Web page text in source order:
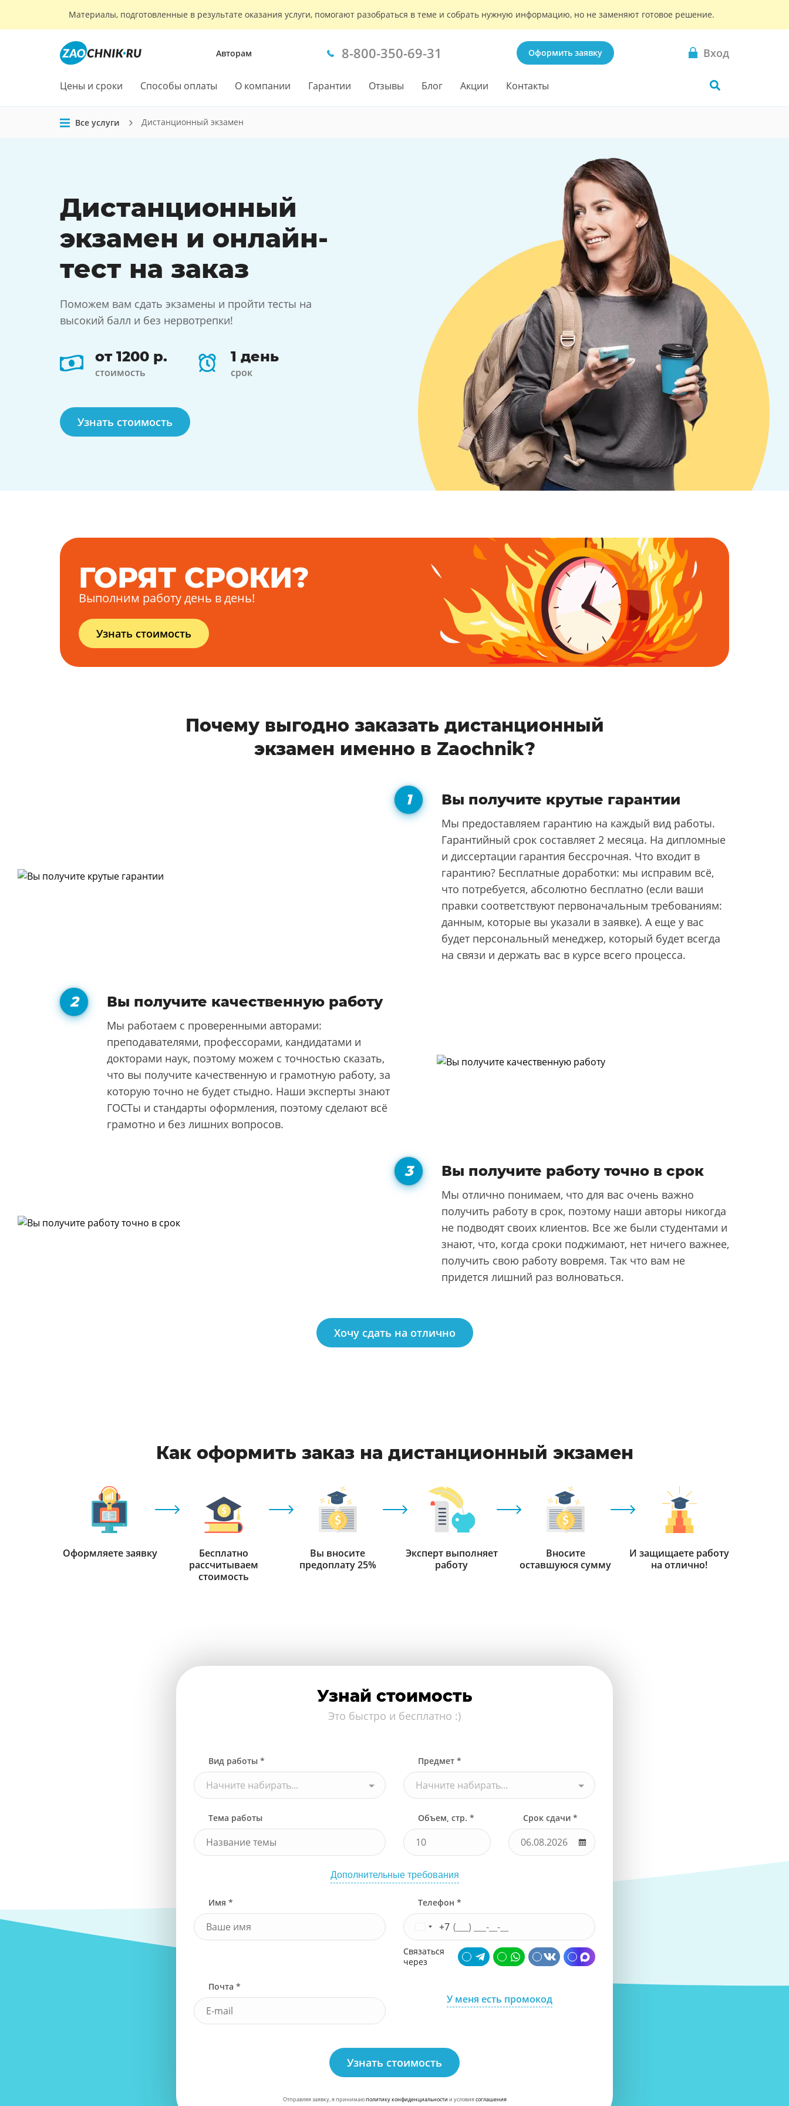
Материалы, подготовленные в результате оказания услуги, помогают разобраться в теме и собрать нужную информацию, но не заменяют готовое решение.
Авторам 8-800-350-69-31 Оформить заявку Вход
Цены и сроки Способы оплаты О компании Гарантии Отзывы Блог Акции Контакты
Все услуги Дистанционный экзамен
Дистанционный
экзамен и онлайн-
тест на заказ
Поможем вам сдать экзамены и пройти тесты на
высокий балл и без нервотрепки!
от 1200 р.
стоимость
1 день
срок
Узнать стоимость
ГОРЯТ СРОКИ?
Выполним работу день в день!
Узнать стоимость
Почему выгодно заказать дистанционный
экзамен именно в Zaochnik?
Вы получите крутые гарантии
Мы предоставляем гарантию на каждый вид работы.
Гарантийный срок составляет 2 месяца. На дипломные
и диссертации гарантия бессрочная. Что входит в
гарантию? Бесплатные доработки: мы исправим всё,
что потребуется, абсолютно бесплатно (если ваши
правки соответствуют первоначальным требованиям:
данным, которые вы указали в заявке). А еще у вас
будет персональный менеджер, который будет всегда
на связи и держать вас в курсе всего процесса.
Вы получите качественную работу
Мы работаем с проверенными авторами:
преподавателями, профессорами, кандидатами и
докторами наук, поэтому можем с точностью сказать,
что вы получите качественную и грамотную работу, за
которую точно не будет стыдно. Наши эксперты знают
ГОСТы и стандарты оформления, поэтому сделают всё
грамотно и без лишних вопросов.
Вы получите работу точно в срок
Мы отлично понимаем, что для вас очень важно
получить работу в срок, поэтому наши авторы никогда
не подводят своих клиентов. Все же были студентами и
знают, что, когда сроки поджимают, нет ничего важнее,
получить свою работу вовремя. Так что вам не
придется лишний раз волноваться.
Хочу сдать на отлично
Как оформить заказ на дистанционный экзамен
Оформляете заявку
Бесплатно
рассчитываем
стоимость
Вы вносите
предоплату 25%
Эксперт выполняет
работу
Вносите
оставшуюся сумму
И защищаете работу
на отлично!
Узнай стоимость
Это быстро и бесплатно :)
Вид работы *
Начните набирать...
Предмет *
Начните набирать...
Тема работы Объем, стр. * Срок сдачи *
Дополнительные требования
Имя * Телефон *
+7
Связаться
через
Почта *
У меня есть промокод
Узнать стоимость
Отправляя заявку, я принимаюполитику конфиденциальности и условиясоглашения